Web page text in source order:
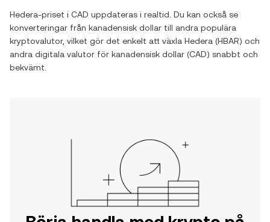
Hedera-priset i CAD uppdateras i realtid. Du kan också se
konverteringar från kanadensisk dollar till andra populära
kryptovalutor, vilket gör det enkelt att växla Hedera (HBAR) och
andra digitala valutor för kanadensisk dollar (CAD) snabbt och
bekvämt.